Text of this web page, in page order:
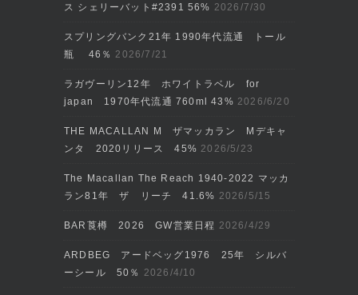
ス シェリーバット#2391 56% 2026/7/30
スプリングバンク21年 1990年代流通 トール
瓶 46％ 2026/7/21
ラガヴーリン12年 ホワイトラベル for
japan 1970年代流通 760ml 43% 2026/6/20
THE MACALLAN M ザマッカラン Mデキャ
ンタ 2020リリース 45% 2026/5/23
The Macallan The Reach 1940-2022 マッカ
ラン81年 ザ リーチ 41.6% 2026/5/15
BAR莨樽 2026 GW営業日程 2026/4/29
ARDBEG アードベッグ1976 25年 シルバ
ーシール 50％
2026/4/10